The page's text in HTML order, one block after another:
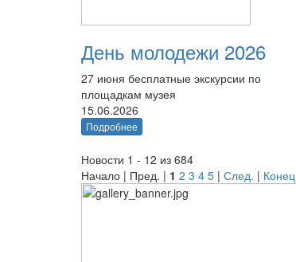
День молодежи 2026
27 июня бесплатные экскурсии по
площадкам музея
15.06.2026
Подробнее
Новости 1 - 12 из 684
Начало | Пред. | 1 2 3 4 5 | След. | Конец